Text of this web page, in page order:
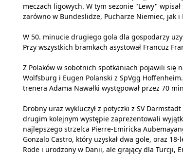
meczach ligowych. W tym sezonie "Lewy"
zarówno w Bundeslidze, Pucharze Niemiec, jak i
W 50. minucie drugiego gola dla gospodarzy
Przy wszystkich bramkach asystował Francuz
Z Polaków w sobotnich spotkaniach pojawili się
Wolfsburg i Eugen Polanski z SpVgg
trenera Adama Nawałki występował przez 70
Drobny uraz wykluczył z potyczki z SV
drugim kolejnym występie zaprezentowali
najlepszego strzelca Pierre-Emiricka
Gonzalo Castro, który uzyskał dwa gole, oraz
Rode i urodzony w Danii, ale grający dla Turcji,